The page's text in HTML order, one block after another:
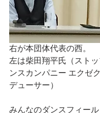
右が本団体代表の西。
左は柴田翔平氏（スト
ンスカンパニー エクゼ
デューサー）
みんなのダンスフィー